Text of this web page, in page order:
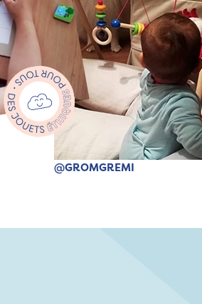
@GROMGREMI